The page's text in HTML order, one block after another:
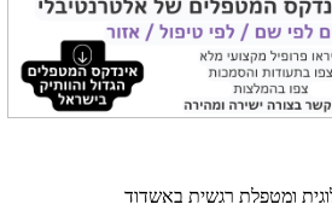
ומטפלת רגשית באשדוד